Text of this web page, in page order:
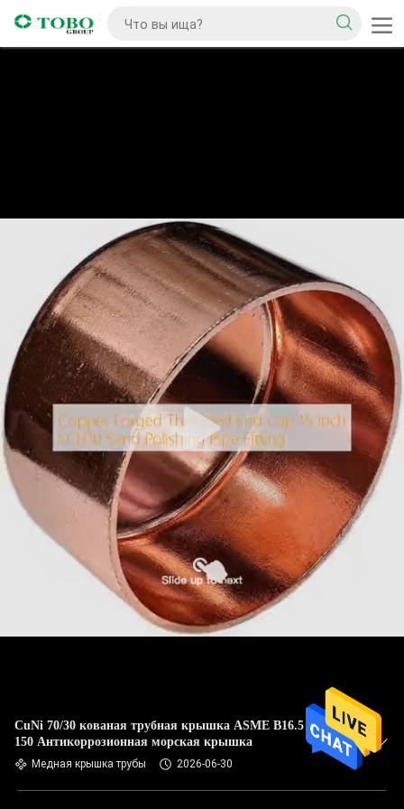
CuNi 70/30 кованая трубная крышка ASME B16.5 Класс
150 Антикоррозионная морская крышка
Медная крышка трубы 2026-06-30